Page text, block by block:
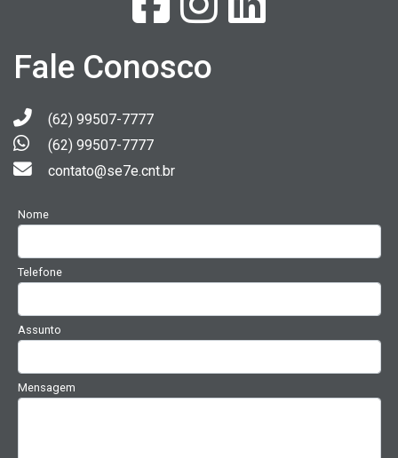
Fale Conosco
(62) 99507-7777
(62) 99507-7777
contato@se7e.cnt.br
Nome
Telefone
Assunto
Mensagem